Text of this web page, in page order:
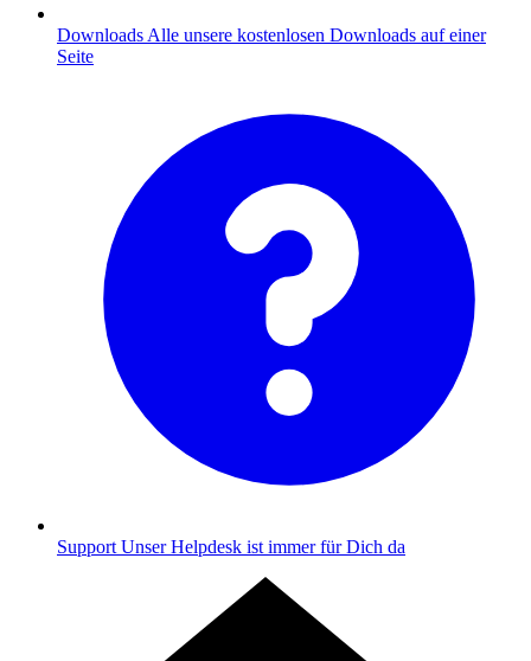
Downloads Alle unsere kostenlosen Downloads auf einer
Seite
Support Unser Helpdesk ist immer für Dich da